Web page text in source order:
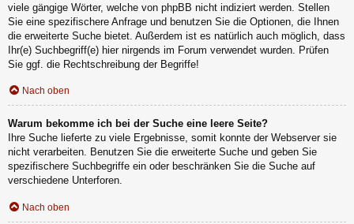
viele gängige Wörter, welche von phpBB nicht indiziert werden. Stellen
Sie eine spezifischere Anfrage und benutzen Sie die Optionen, die Ihnen
die erweiterte Suche bietet. Außerdem ist es natürlich auch möglich, dass
Ihr(e) Suchbegriff(e) hier nirgends im Forum verwendet wurden. Prüfen
Sie ggf. die Rechtschreibung der Begriffe!
Nach oben
Warum bekomme ich bei der Suche eine leere Seite?
Ihre Suche lieferte zu viele Ergebnisse, somit konnte der Webserver sie
nicht verarbeiten. Benutzen Sie die erweiterte Suche und geben Sie
spezifischere Suchbegriffe ein oder beschränken Sie die Suche auf
verschiedene Unterforen.
Nach oben